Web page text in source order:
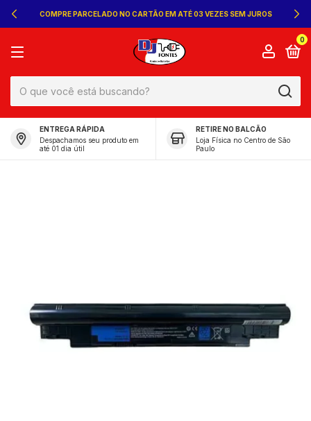
COMPRE PARCELADO NO CARTÃO EM ATÉ 03 VEZES SEM JUROS
0
ENTREGA RÁPIDA
Despachamos seu produto em
até 01 dia útil
RETIRE NO BALCÃO
Loja Física no Centro de São
Paulo